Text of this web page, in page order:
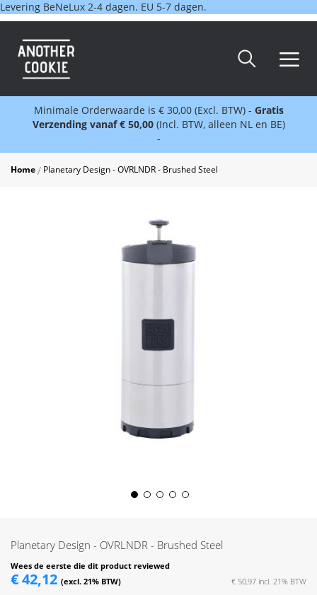
Levering BeNeLux 2-4 dagen. EU 5-7 dagen.
Minimale Orderwaarde is € 30,00 (Excl. BTW) - Gratis
Verzending vanaf € 50,00 (Incl. BTW, alleen NL en BE)
-
Home Planetary Design - OVRLNDR - Brushed Steel
Planetary Design - OVRLNDR - Brushed Steel
Wees de eerste die dit product reviewed
€ 42,12
€ 50,97
the
beginning
of
the